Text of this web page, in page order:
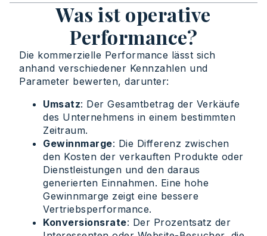
Was ist operative
Performance?
Die kommerzielle Performance lässt sich
anhand verschiedener Kennzahlen und
Parameter bewerten, darunter:
Umsatz: Der Gesamtbetrag der Verkäufe
des Unternehmens in einem bestimmten
Zeitraum.
Gewinnmarge: Die Differenz zwischen
den Kosten der verkauften Produkte oder
Dienstleistungen und den daraus
generierten Einnahmen. Eine hohe
Gewinnmarge zeigt eine bessere
Vertriebsperformance.
Konversionsrate: Der Prozentsatz der